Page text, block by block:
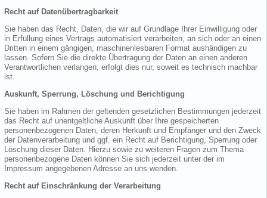
Recht auf Datenübertragbarkeit
Sie haben das Recht, Daten, die wir auf Grundlage Ihrer Einwilligung oder
in Erfüllung eines Vertrags automatisiert verarbeiten, an sich oder an einen
Dritten in einem gängigen, maschinenlesbaren Format aushändigen zu
lassen. Sofern Sie die direkte Übertragung der Daten an einen anderen
Verantwortlichen verlangen, erfolgt dies nur, soweit es technisch machbar
ist.
Auskunft, Sperrung, Löschung und Berichtigung
Sie haben im Rahmen der geltenden gesetzlichen Bestimmungen jederzeit
das Recht auf unentgeltliche Auskunft über Ihre gespeicherten
personenbezogenen Daten, deren Herkunft und Empfänger und den Zweck
der Datenverarbeitung und ggf. ein Recht auf Berichtigung, Sperrung oder
Löschung dieser Daten. Hierzu sowie zu weiteren Fragen zum Thema
personenbezogene Daten können Sie sich jederzeit unter der im
Impressum angegebenen Adresse an uns wenden.
Recht auf Einschränkung der Verarbeitung